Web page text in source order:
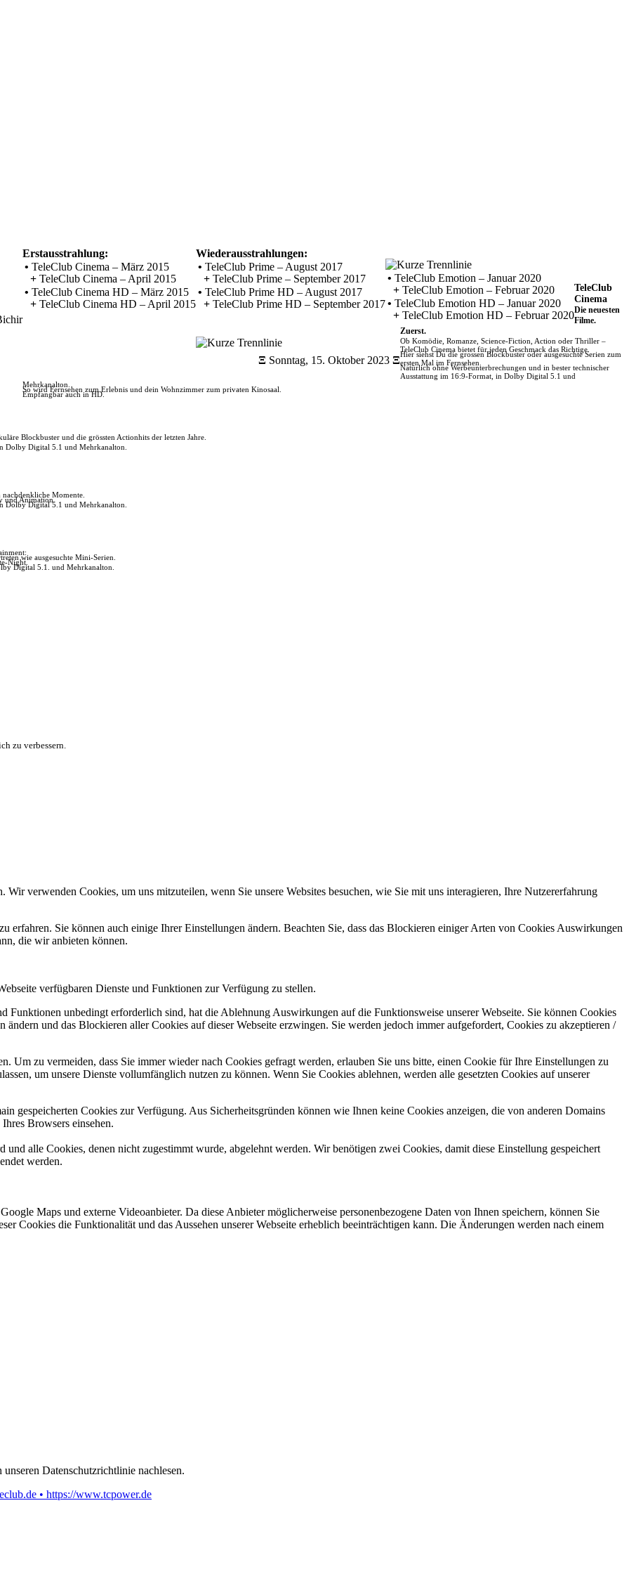
Erstausstrahlung:
• TeleClub Cinema – März 2015
+ TeleClub Cinema – April 2015
• TeleClub Cinema HD – März 2015
+ TeleClub Cinema HD – April 2015
Wiederausstrahlungen:
• TeleClub Prime – August 2017
+ TeleClub Prime – September 2017
• TeleClub Prime HD – August 2017
+ TeleClub Prime HD – September 2017
• TeleClub Emotion – Januar 2020
+ TeleClub Emotion – Februar 2020
• TeleClub Emotion HD – Januar 2020
+ TeleClub Emotion HD – Februar 2020
Ξ Sonntag, 15. Oktober 2023 Ξ
TeleClub
Cinema
Die neuesten
Filme.
Zuerst.
Ob Komödie, Romanze, Science-Fiction, Action oder Thriller –
TeleClub Cinema bietet für jeden Geschmack das Richtige.
Hier siehst Du die grossen Blockbuster oder ausgesuchte Serien zum
ersten Mal im Fernsehen.
Natürlich ohne Werbeunterbrechungen und in bester technischer
Ausstattung im 16:9-Format, in Dolby Digital 5.1 und
Mehrkanalton.
So wird Fernsehen zum Erlebnis und dein Wohnzimmer zum privaten Kinosaal.
Empfangbar auch in HD.
Blockbuster und die grössten Actionhits der letzten Jahre.
Dolby Digital 5.1 und Mehrkanalton.
Momente.
und Animation.
Dolby Digital 5.1 und Mehrkanalton.
wie ausgesuchte Mini-Serien.
Night.
Digital 5.1. und Mehrkanalton.
zu verbessern.
verwenden Cookies, um uns mitzuteilen, wenn Sie unsere Websites besuchen, wie Sie mit uns interagieren, Ihre Nutzererfahrung
erfahren. Sie können auch einige Ihrer Einstellungen ändern. Beachten Sie, dass das Blockieren einiger Arten von Cookies Auswirkungen
die wir anbieten können.
verfügbaren Dienste und Funktionen zur Verfügung zu stellen.
Funktionen unbedingt erforderlich sind, hat die Ablehnung Auswirkungen auf die Funktionsweise unserer Webseite. Sie können Cookies
und das Blockieren aller Cookies auf dieser Webseite erzwingen. Sie werden jedoch immer aufgefordert, Cookies zu akzeptieren /
Um zu vermeiden, dass Sie immer wieder nach Cookies gefragt werden, erlauben Sie uns bitte, einen Cookie für Ihre Einstellungen zu
um unsere Dienste vollumfänglich nutzen zu können. Wenn Sie Cookies ablehnen, werden alle gesetzten Cookies auf unserer
gespeicherten Cookies zur Verfügung. Aus Sicherheitsgründen können wie Ihnen keine Cookies anzeigen, die von anderen Domains
Browsers einsehen.
alle Cookies, denen nicht zugestimmt wurde, abgelehnt werden. Wir benötigen zwei Cookies, damit diese Einstellung gespeichert
werden.
Maps und externe Videoanbieter. Da diese Anbieter möglicherweise personenbezogene Daten von Ihnen speichern, können Sie
Cookies die Funktionalität und das Aussehen unserer Webseite erheblich beeinträchtigen kann. Die Änderungen werden nach einem
Datenschutzrichtlinie nachlesen.
• https://www.tcpower.de